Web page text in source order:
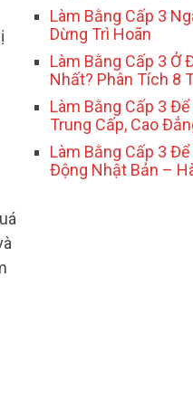
Làm Bằng Cấp 3
Dừng Trì Hoãn
Làm Bằng Cấp 3 Ở
Nhất? Phân Tích 8
Làm Bằng Cấp 3
Trung Cấp, Cao
Làm Bằng Cấp 3
Động Nhật Bản –